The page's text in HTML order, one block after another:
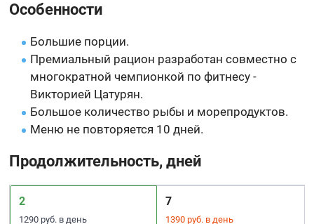
Особенности
Большие порции.
Премиальный рацион разработан совместно с
многократной чемпионкой по фитнесу -
Викторией Цатурян.
Большое количество рыбы и морепродуктов.
Меню не повторяется 10 дней.
Продолжительность, дней
2
1290 руб. в день
7
1390 руб. в день